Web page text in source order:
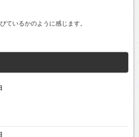
ているかのように感じます。